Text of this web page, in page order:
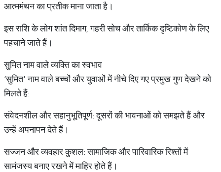
आत्ममंथन का प्रतीक माना जाता है।
इस राशि के लोग शांत दिमाग, गहरी सोच और तार्किक दृष्टिकोण के लिए
पहचाने जाते हैं।
सुमित नाम वाले व्यक्ति का स्वभाव
‘सुमित’ नाम वाले बच्चों और युवाओं में नीचे दिए गए प्रमुख गुण देखने को
मिलते हैं:
संवेदनशील और सहानुभूतिपूर्ण: दूसरों की भावनाओं को समझते हैं और
उन्हें अपनापन देते हैं।
सज्जन और व्यवहार कुशल: सामाजिक और पारिवारिक रिश्तों में
सामंजस्य बनाए रखने में माहिर होते हैं।